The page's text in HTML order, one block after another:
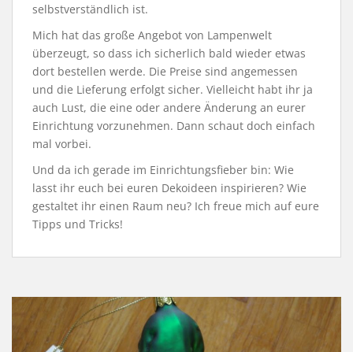
selbstverständlich ist.
Mich hat das große Angebot von Lampenwelt
überzeugt, so dass ich sicherlich bald wieder etwas
dort bestellen werde. Die Preise sind angemessen
und die Lieferung erfolgt sicher. Vielleicht habt ihr ja
auch Lust, die eine oder andere Änderung an eurer
Einrichtung vorzunehmen. Dann schaut doch einfach
mal vorbei.
Und da ich gerade im Einrichtungsfieber bin: Wie
lasst ihr euch bei euren Dekoideen inspirieren? Wie
gestaltet ihr einen Raum neu? Ich freue mich auf eure
Tipps und Tricks!